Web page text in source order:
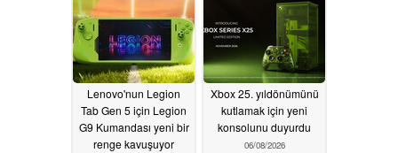
Lenovo'nun Legion
Tab Gen 5 için Legion
G9 Kumandası yeni bir
renge kavuşuyor
Xbox 25. yıldönümünü
kutlamak için yeni
konsolunu duyurdu
06/08/2026